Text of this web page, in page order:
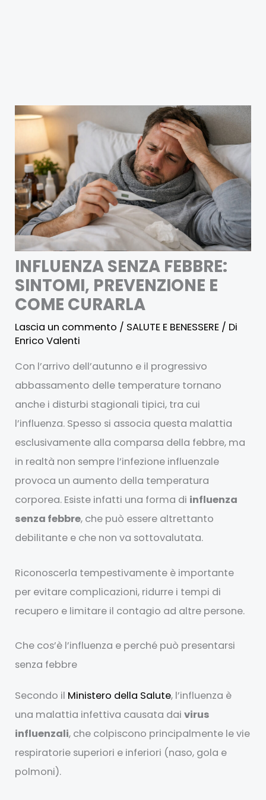
INFLUENZA SENZA FEBBRE:
SINTOMI, PREVENZIONE E
COME CURARLA
Lascia un commento / SALUTE E BENESSERE / Di
Enrico Valenti
Con l’arrivo dell’autunno e il progressivo
abbassamento delle temperature tornano
anche i disturbi stagionali tipici, tra cui
l’influenza. Spesso si associa questa malattia
esclusivamente alla comparsa della febbre, ma
in realtà non sempre l’infezione influenzale
provoca un aumento della temperatura
corporea. Esiste infatti una forma di influenza
senza febbre, che può essere altrettanto
debilitante e che non va sottovalutata.
Riconoscerla tempestivamente è importante
per evitare complicazioni, ridurre i tempi di
recupero e limitare il contagio ad altre persone.
Che cos’è l’influenza e perché può presentarsi
senza febbre
Secondo il Ministero della Salute, l’influenza è
una malattia infettiva causata daivirus
influenzali, che colpiscono principalmente le vie
respiratorie superiori e inferiori (naso, gola e
polmoni).